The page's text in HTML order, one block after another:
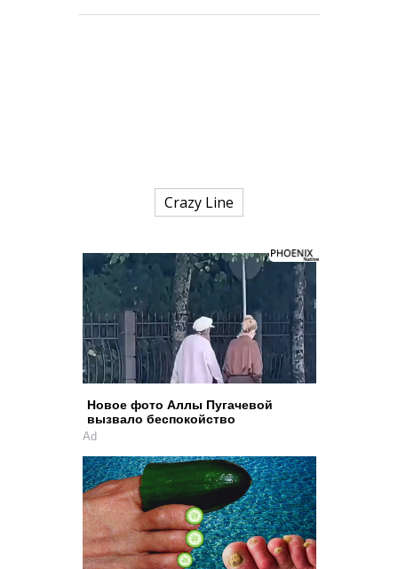
Crazy Line
Новое фото Аллы Пугачевой
вызвало беспокойство
Ad